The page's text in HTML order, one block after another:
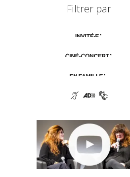
Filtrer par